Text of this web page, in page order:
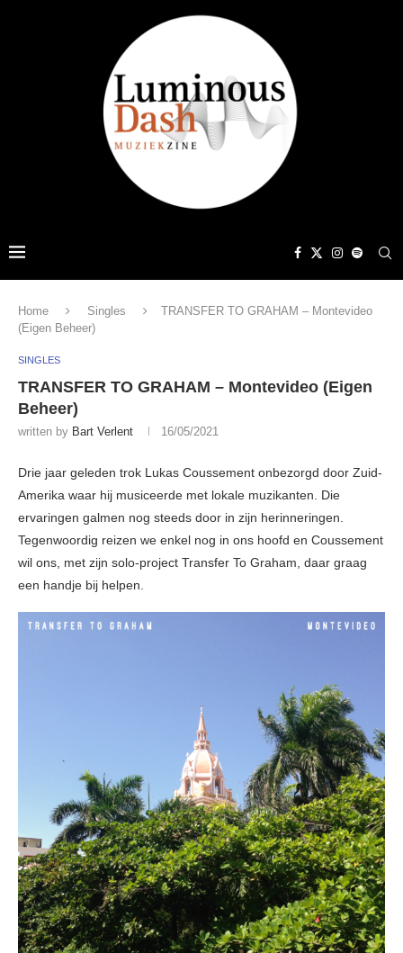
Home Singles
TRANSFER TO GRAHAM – Montevideo
(Eigen Beheer)
SINGLES
TRANSFER TO GRAHAM – Montevideo (Eigen
Beheer)
written by Bart Verlent 16/05/2021
Drie jaar geleden trok Lukas Coussement onbezorgd door Zuid-
Amerika waar hij musiceerde met lokale muzikanten. Die
ervaringen galmen nog steeds door in zijn herinneringen.
Tegenwoordig reizen we enkel nog in ons hoofd en Coussement
wil ons, met zijn solo-project Transfer To Graham, daar graag
een handje bij helpen.